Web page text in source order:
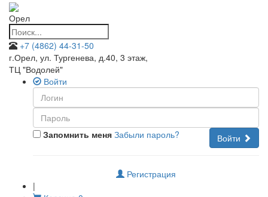
Орел
+7 (4862) 44-31-50
г.Орел, ул. Тургенева, д.40, 3 этаж,
ТЦ "Водолей"
Войти
Запомнить меня Войти
Забыли пароль?
Регистрация
|